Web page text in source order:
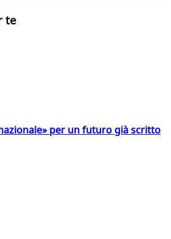
te
per un futuro già scritto